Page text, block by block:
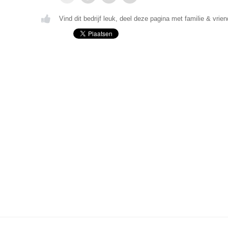
Vind dit bedrijf leuk, deel deze pagina met familie &